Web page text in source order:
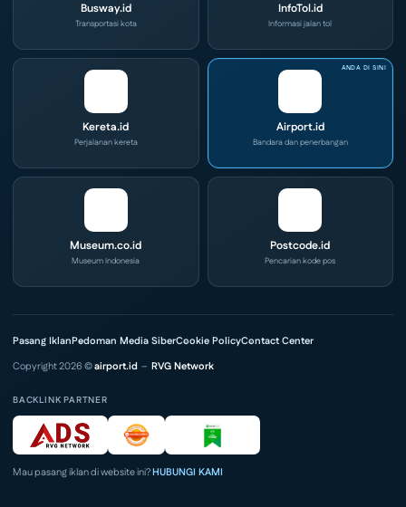
Busway.id
Transportasi kota
InfoTol.id
Informasi jalan tol
Kereta.id
Perjalanan kereta
Airport.id
Bandara dan penerbangan
Museum.co.id
Museum Indonesia
Postcode.id
Pencarian kode pos
Pasang IklanPedoman Media SiberCookie PolicyContact Center
Copyright 2026 ©airport.id – RVG Network
BACKLINK PARTNER
Mau pasang iklan di website ini?HUBUNGI KAMI